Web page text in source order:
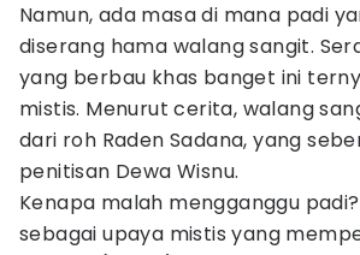
Namun, ada masa di mana padi
diserang hama walang sangit.
yang berbau khas banget ini
mistis. Menurut cerita, walang
dari roh Raden Sadana, yang
penitisan Dewa Wisnu.
Kenapa malah mengganggu
sebagai upaya mistis yang